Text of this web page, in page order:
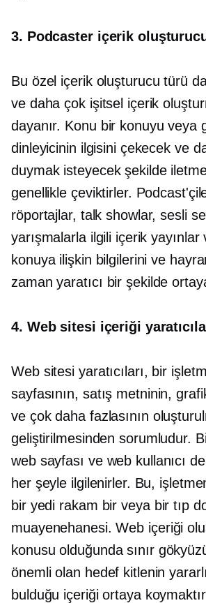
3. Podcaster içerik
Bu özel içerik oluşturucu türü
ve daha çok işitsel içerik
dayanır. Konu bir konuyu veya
dinleyicinin ilgisini çekecek ve
duymak isteyecek şekilde
genellikle çeviktirler.
röportajlar, talk showlar, sesli
yarışmalarla ilgili içerik yayınlar
konuya ilişkin bilgilerini ve
zaman yaratıcı bir şekilde
4. Web sitesi içeriği
Web sitesi yaratıcıları, bir
sayfasının, satış metninin,
ve çok daha fazlasının
geliştirilmesinden sorumludur.
web sayfası ve web kullanıcı
her şeyle ilgilenirler. Bu,
bir yedi rakam bir veya bir tıp
muayenehanesi. Web içeriği
konusu olduğunda sınır
önemli olan hedef kitlenin
bulduğu içeriği ortaya